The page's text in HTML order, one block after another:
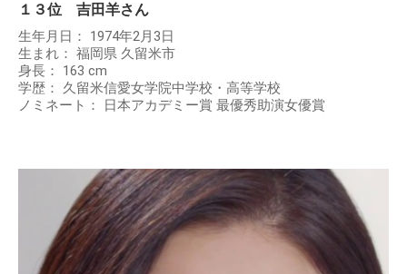
１３位 吉田羊さん
生年月日： 1974年2月3日
生まれ： 福岡県 久留米市
身長： 163 cm
学歴： 久留米信愛女学院中学校・高等学校
ノミネート： 日本アカデミー賞 最優秀助演女優賞